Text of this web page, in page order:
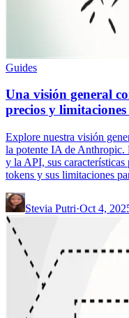
Guides
Una visión general
precios y limitaciones
Explore nuestra visión
la potente IA de Anthropic.
y la API, sus
tokens y sus limitaciones
Stevia Putri·Oct 4,